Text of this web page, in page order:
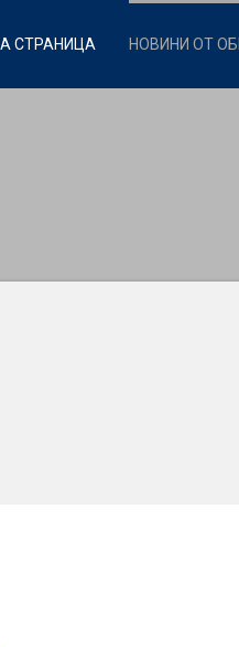
СТРАНИЦА НОВИНИ ОТ